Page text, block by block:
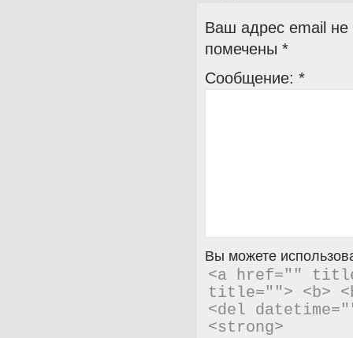
Ваш адрес email не
помечены *
Сообщение: *
Вы можете
<a href=""
title=""> <b>
<del
<strong>